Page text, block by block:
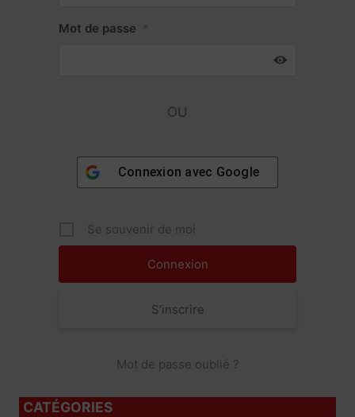
Mot de passe
OU
Connexion avec Google
Se souvenir de moi
S’inscrire
Mot de passe oublié ?
CATÉGORIES